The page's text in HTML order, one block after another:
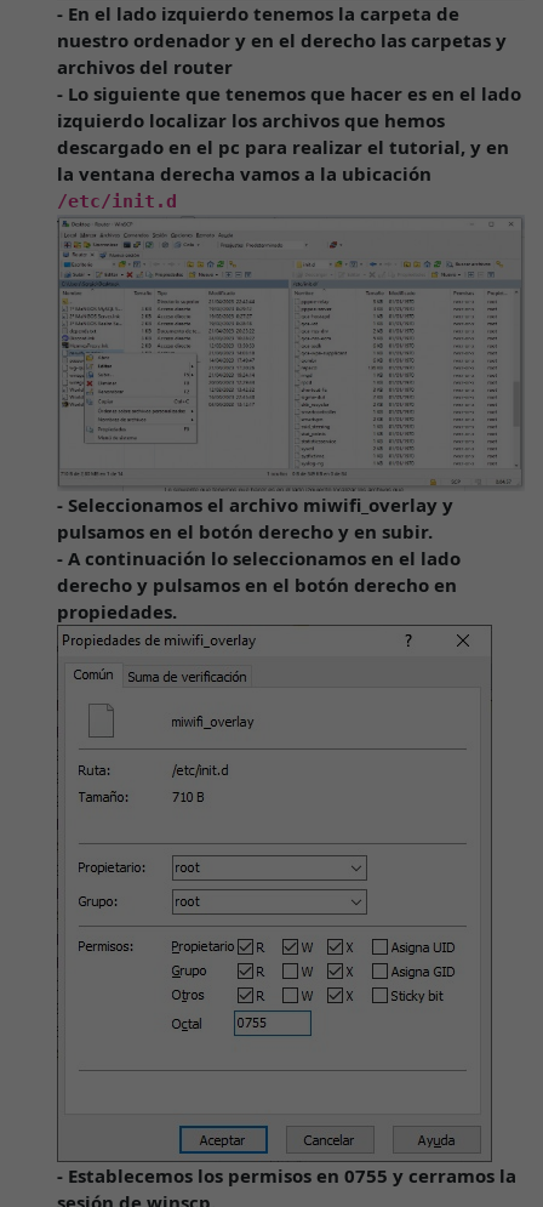
- En el lado izquierdo tenemos la carpeta de
nuestro ordenador y en el derecho las carpetas y
archivos del router
- Lo siguiente que tenemos que hacer es en el lado
izquierdo localizar los archivos que hemos
descargado en el pc para realizar el tutorial, y en
la ventana derecha vamos a la ubicación
/etc/init.d
- Seleccionamos el archivo miwifi_overlay y
pulsamos en el botón derecho y en subir.
- A continuación lo seleccionamos en el lado
derecho y pulsamos en el botón derecho en
propiedades.
- Establecemos los permisos en 0755 y cerramos la
sesión de winscp.